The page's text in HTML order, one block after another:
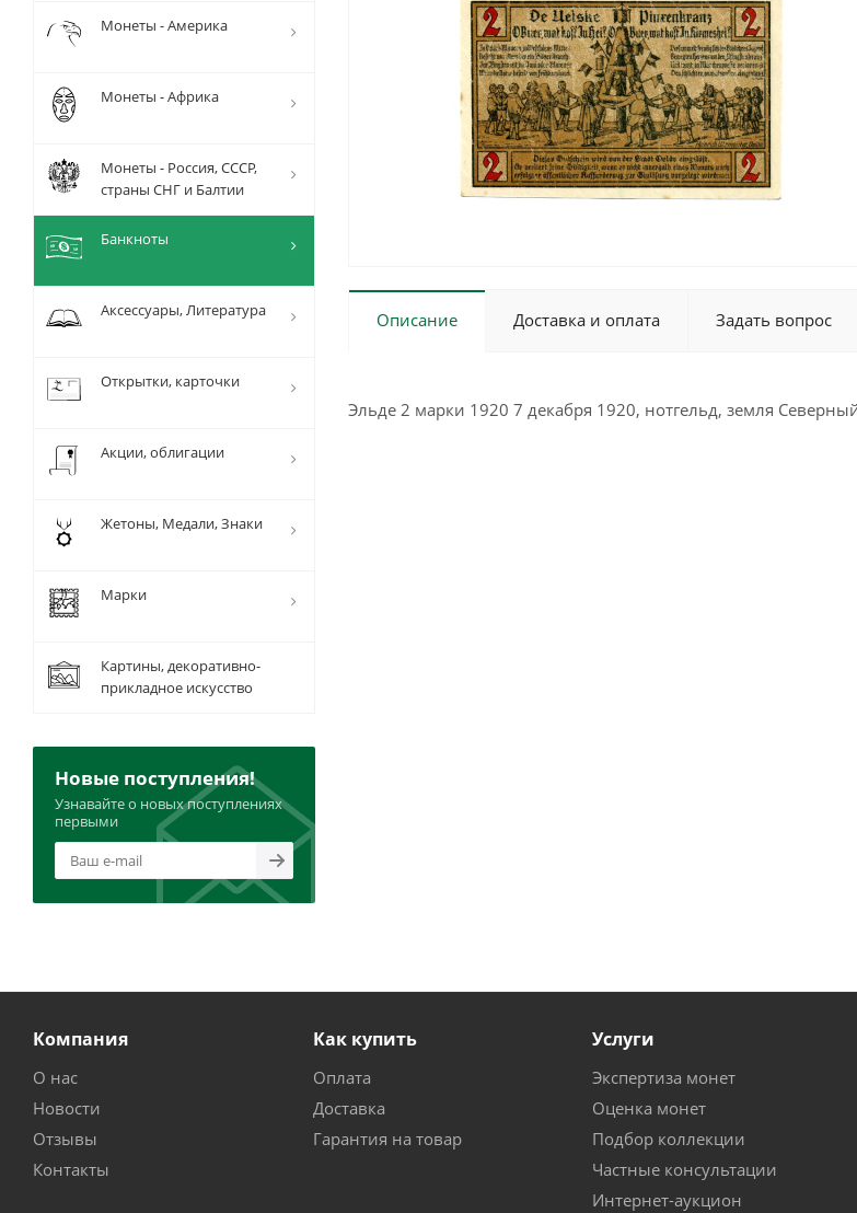
Описание Доставка и оплата Задать вопрос
Эльде 2 марки 1920 7 декабря 1920, нотгельд, земля
Монеты - Америка
Монеты - Африка
Монеты - Россия, СССР,
страны СНГ и Балтии
Банкноты
Аксессуары, Литература
Открытки, карточки
Акции, облигации
Жетоны, Медали, Знаки
Марки
Картины, декоративно-
прикладное искусство
Новые поступления!
Узнавайте о новых поступлениях
первыми
Компания
О нас
Новости
Отзывы
Контакты
Как купить
Оплата
Доставка
Гарантия на товар
Услуги
Экспертиза монет
Оценка монет
Подбор коллекции
Частные консультации
Интернет-аукцион